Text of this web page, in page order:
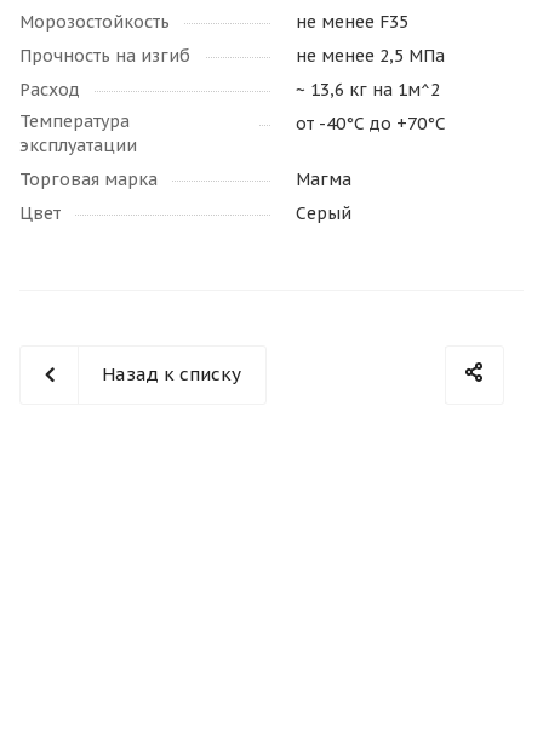
Морозостойкость
не менее F35
Прочность на изгиб
не менее 2,5 МПа
Расход
~ 13,6 кг на 1м^2
Температура
эксплуатации
от -40°С до +70°С
Торговая марка
Магма
Цвет
Серый
Назад к списку